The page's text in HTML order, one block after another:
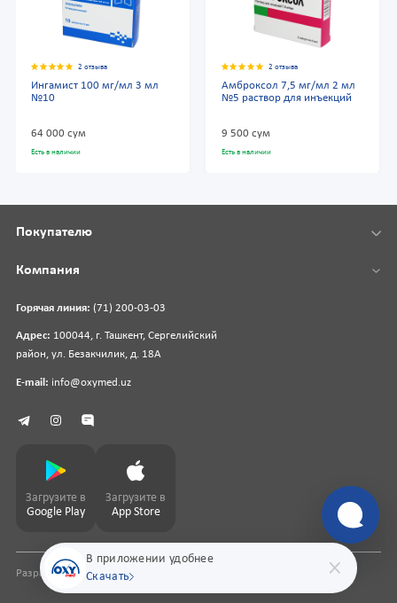
2 отзыва
Ингамист 100 мг/мл 3 мл
№10
64 000 сум
Есть в наличии
2 отзыва
Амброксол 7,5 мг/мл 2 мл
№5 раствор для инъекций
9 500 сум
Есть в наличии
В приложении удобнее
Скачать
Горячая линия: (71) 200-03-03
Адрес: 100044, г. Ташкент, Сергелийский
район, ул. Безакчилик, д. 18А
E-mail: info@oxymed.uz
Покупателю
Компания
Загрузите в
Google Play
Загрузите в
App Store
Разработка сайтаpharmit.uz